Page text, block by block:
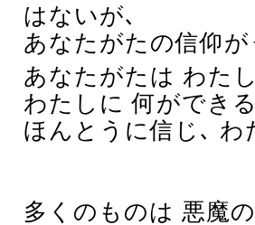
はないが､
あなたがたの信仰が
あなたがたは わた
わたしに 何ができ
ほんとうに信じ､
多くのものは 悪魔